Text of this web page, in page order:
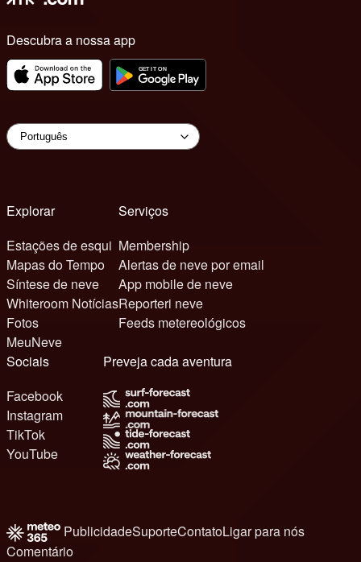
Descubra a nossa app
Explorar
Estações de esqui
Mapas do Tempo
Síntese de neve
Whiteroom Notícias
Fotos
MeuNeve
Serviços
Membership
Alertas de neve por email
App mobile de neve
Reporteri neve
Feeds metereológicos
Sociais
Facebook
Instagram
TikTok
YouTube
Preveja cada aventura
PublicidadeSuporteContatoLigar para nós
Comentário